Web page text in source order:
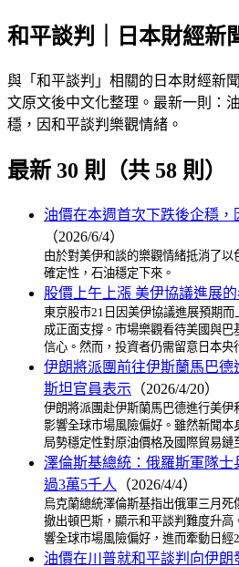
和平談判｜日本財經新
與「和平談判」相關的日本財經新
文原文後中文化整理。最新一則：
穩，因和平談判樂觀情緒。
最新 30 則（共 58 則）
油價在本週首次下跌後企穩
（2026/6/4）
由於對美伊和談的樂觀情緒抵消了
確定性，石油穩定下來。
股價上午上漲 美伊協議進展
東京股市21日因美伊協議進展預期
成正面支撐。市場樂觀看待美國與巴
信心。然而，投資者仍需留意日本央
伊朗將派團前往伊斯蘭馬巴
斯坦官員表示 （2026/4/20）
伊朗將派團赴伊斯蘭馬巴德進行美
影響全球市場風險偏好。雖然新聞
局勢穩定性對原油價格及國際貿易
澤倫斯基總統：俄羅斯軍隊
過3萬5千人
（2026/4/4）
烏克蘭總統澤倫斯基指出俄軍三月
撤出頓巴斯，顯示和平談判難度升
響全球市場風險偏好，進而牽動日經
油價在川普就和平談判向伊朗